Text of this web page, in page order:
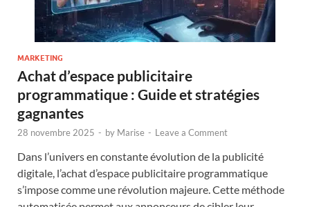
MARKETING
Achat d’espace publicitaire
programmatique : Guide et stratégies
gagnantes
28 novembre 2025 - by Marise - Leave a Comment
Dans l’univers en constante évolution de la publicité
digitale, l’achat d’espace publicitaire programmatique
s’impose comme une révolution majeure. Cette méthode